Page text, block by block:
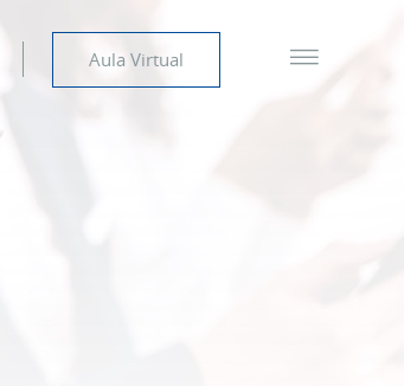
Aula Virtual